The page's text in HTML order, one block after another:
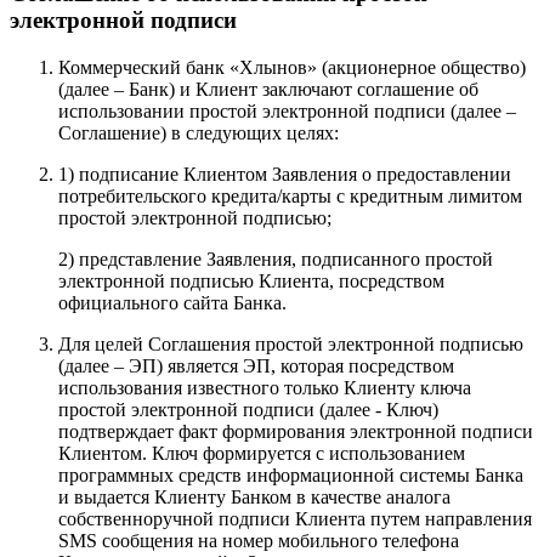
электронной подписи
Коммерческий банк «Хлынов» (акционерное общество)
(далее – Банк) и Клиент заключают соглашение об
использовании простой электронной подписи (далее –
Соглашение) в следующих целях:
1) подписание Клиентом Заявления о предоставлении
потребительского кредита/карты с кредитным лимитом
простой электронной подписью;
2) представление Заявления, подписанного простой
электронной подписью Клиента, посредством
официального сайта Банка.
Для целей Соглашения простой электронной подписью
(далее – ЭП) является ЭП, которая посредством
использования известного только Клиенту ключа
простой электронной подписи (далее - Ключ)
подтверждает факт формирования электронной подписи
Клиентом. Ключ формируется с использованием
программных средств информационной системы Банка
и выдается Клиенту Банком в качестве аналога
собственноручной подписи Клиента путем направления
SMS сообщения на номер мобильного телефона